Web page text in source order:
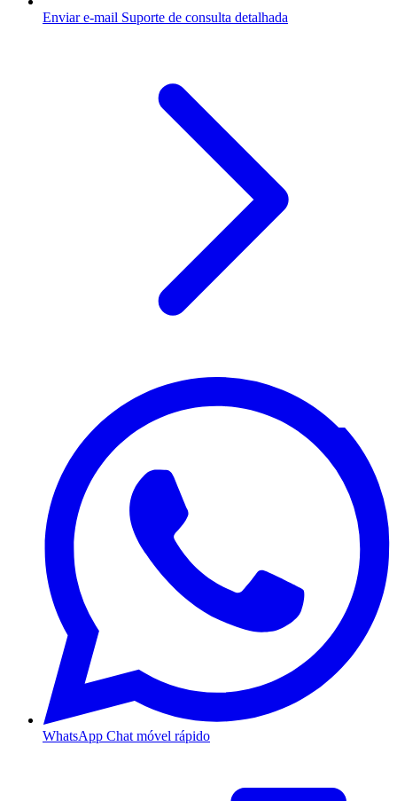
Enviar e-mail Suporte de consulta detalhada
WhatsApp Chat móvel rápido